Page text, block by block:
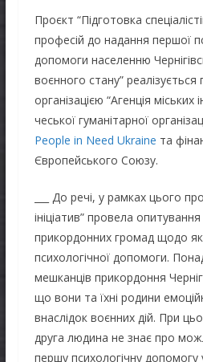
Проєкт “Підготовка
професій до надання першої
допомоги населенню
воєнного стану”
організацією “Агенція міських
чеської гуманітарної
People in Need Ukraine та
Європейського Союзу.
___ До речі, у рамках цього
ініціатив” провела
прикордонних громад щодо
психологічної допомоги.
мешканців прикордоння
що вони та їхні родини
внаслідок воєнних дій. При
друга людина не знає про
першу психологічну допомогу